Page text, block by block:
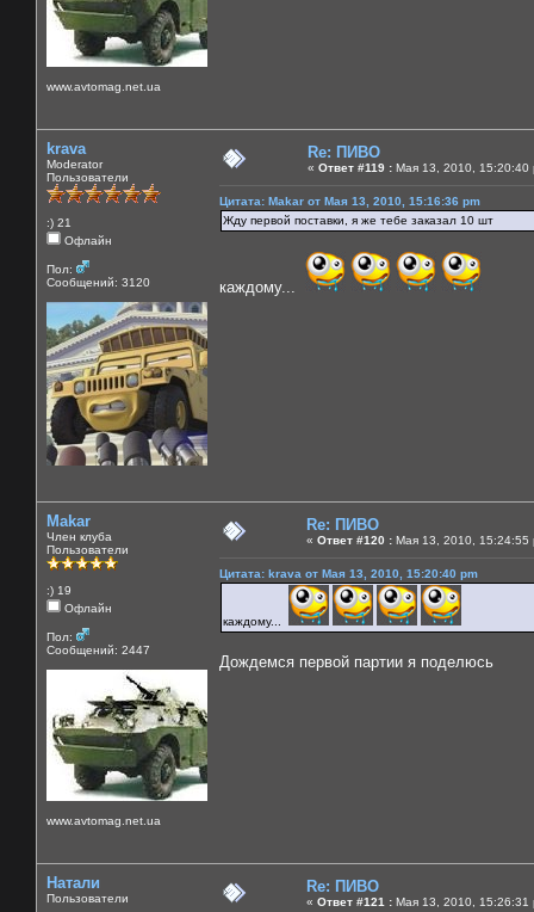
www.avtomag.net.ua
krava
Moderator
Пользователи
:) 21
Офлайн
Пол:
Сообщений: 3120
Re: ПИВО
« Ответ #119 : Мая 13, 2010, 15:20:40
Цитата: Makar от Мая 13, 2010, 15:16:36 pm
Жду первой поставки, я же тебе заказал 10 шт
каждому...
Makar
Член клуба
Пользователи
:) 19
Офлайн
Пол:
Сообщений: 2447
www.avtomag.net.ua
Re: ПИВО
« Ответ #120 : Мая 13, 2010, 15:24:55
Цитата: krava от Мая 13, 2010, 15:20:40 pm
каждому...
Дождемся первой партии я поделюсь
Натали
Пользователи
Re: ПИВО
« Ответ #121 : Мая 13, 2010, 15:26:31